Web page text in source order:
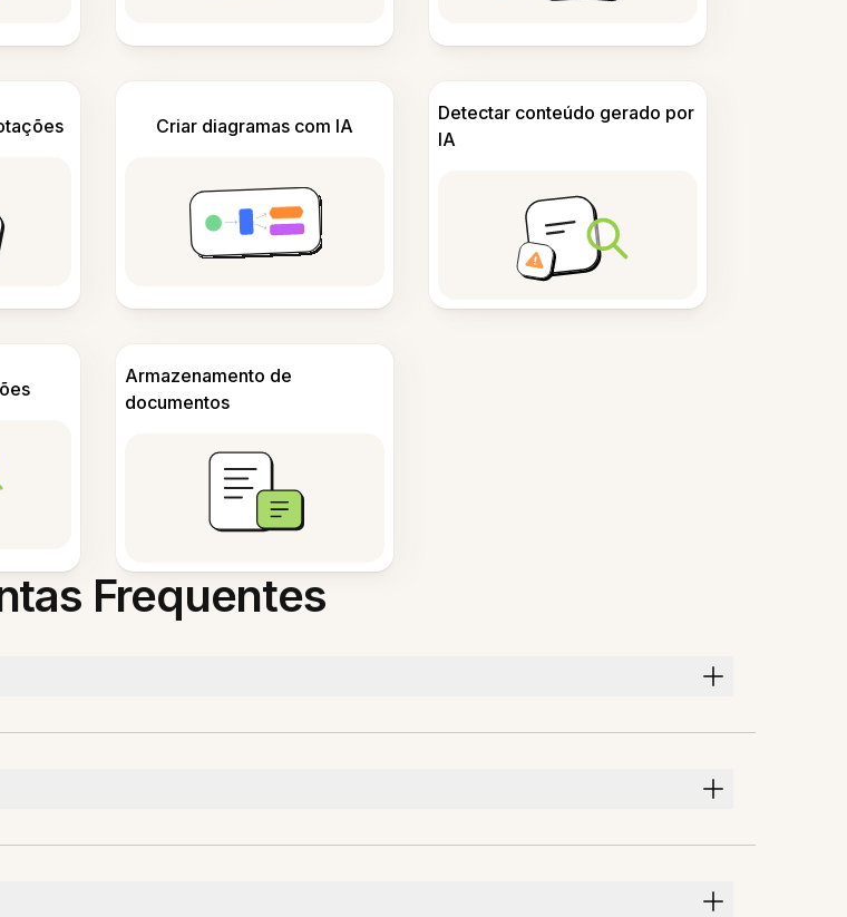
Criar diagramas com IA
Detectar conteúdo gerado por
IA
Armazenamento de
documentos
Frequentes